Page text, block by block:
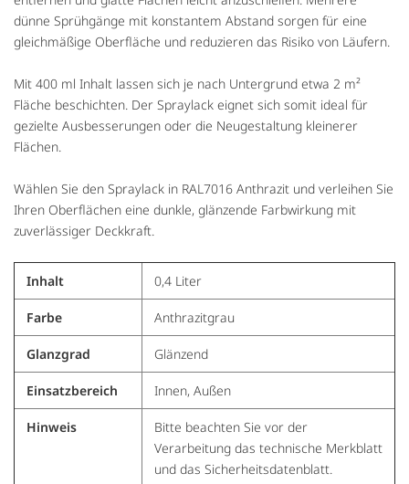
dünne Sprühgänge mit konstantem Abstand sorgen für eine
gleichmäßige Oberfläche und reduzieren das Risiko von Läufern.
Mit 400 ml Inhalt lassen sich je nach Untergrund etwa 2 m²
Fläche beschichten. Der Spraylack eignet sich somit ideal für
gezielte Ausbesserungen oder die Neugestaltung kleinerer
Flächen.
Wählen Sie den Spraylack in RAL7016 Anthrazit und verleihen Sie
Ihren Oberflächen eine dunkle, glänzende Farbwirkung mit
zuverlässiger Deckkraft.
Inhalt 0,4 Liter
Farbe Anthrazitgrau
Glanzgrad Glänzend
Einsatzbereich Innen, Außen
Hinweis
Bitte beachten Sie vor der
Verarbeitung das technische Merkblatt
und das Sicherheitsdatenblatt.